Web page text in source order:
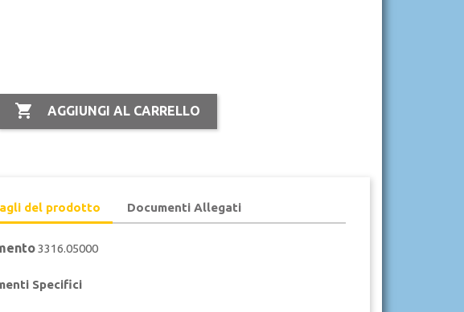
 AGGIUNGI AL CARRELLO
del prodotto Documenti Allegati
3316.05000
Specifici